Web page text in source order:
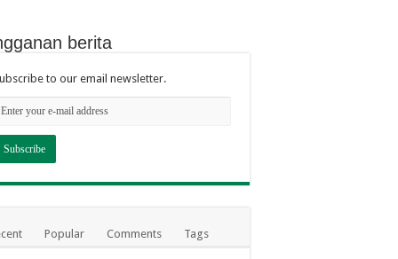
Nglempong Lor
berita
to our email newsletter.
Popular Comments Tags